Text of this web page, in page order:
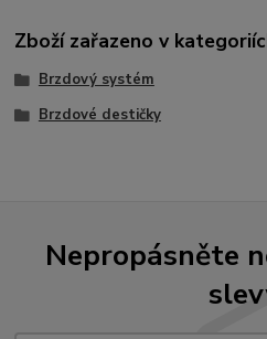
Zboží zařazeno v
Brzdový systém
Brzdové destičky
Nepropásněte